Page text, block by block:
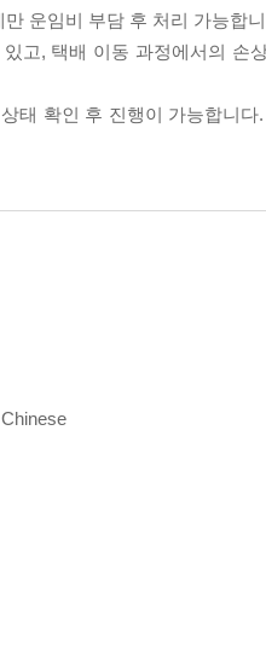
운임비 부담 후 처리 가능합
고, 택배 이동 과정에서의 손
태 확인 후 진행이 가능합니